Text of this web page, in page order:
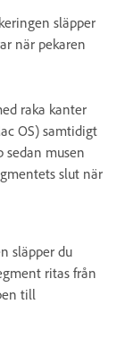
släpper
när pekaren
raka kanter
OS) samtidigt
sedan musen
slut när
släpper du
ritas från
till